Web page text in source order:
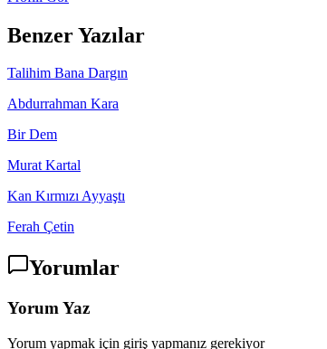
Benzer Yazılar
Talihim Bana Dargın
Abdurrahman Kara
Bir Dem
Murat Kartal
Kan Kırmızı Ayyaştı
Ferah Çetin
Yorumlar
Yorum Yaz
Yorum yapmak için giriş yapmanız gerekiyor